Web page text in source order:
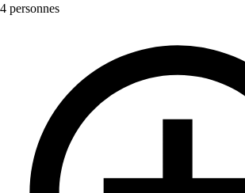
4 personnes